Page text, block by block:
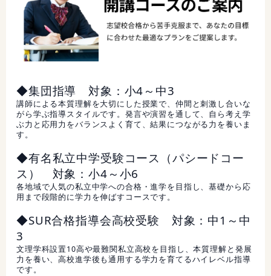
◆集団指導 対象：小4～中3
講師による本質理解を大切にした授業で、仲間と刺激し合いな
がら学ぶ指導スタイルです。発言や演習を通して、自ら考え学
ぶ力と応用力をバランスよく育て、結果につながる力を養いま
す。
◆有名私立中学受験コース（パシードコー
ス） 対象：小4～小6
各地域で人気の私立中学への合格・進学を目指し、基礎から応
用まで段階的に学力を伸ばすコースです。
◆SUR合格指導会高校受験 対象：中1～中
3
文理学科設置10高や最難関私立高校を目指し、本質理解と発展
力を養い、高校進学後も通用する学力を育てるハイレベル指導
です。